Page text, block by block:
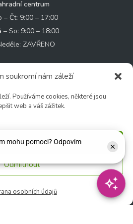
soukromí nám záleží
Používáme cookies, některé jsou
web a váš zážitek.
Příjmout
Odmítnout
osobních údajů
centrum
– Čt: 9:00 – 17:00
– So: 9:00 – 18:00
ZAVŘENO
Květinářství
So: 9:00 – 15:00
- Po: ZAVŘENO
Sledujte nás: